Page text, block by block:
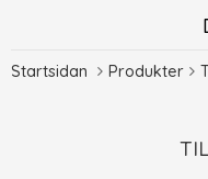
Startsidan Produkter